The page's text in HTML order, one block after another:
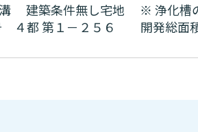
溝 建築条件無し宅地 ※ 浄化槽
４都 第１－２５６ 開発総面